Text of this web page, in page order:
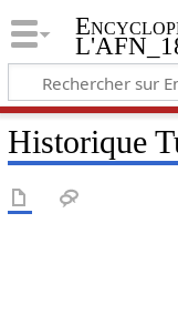
Historique